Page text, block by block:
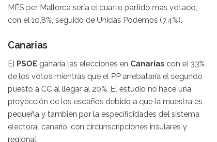
MÉS per Mallorca sería el cuarto partido más votado,
con el 10,8%, seguido de Unidas Podemos (7,4%).
Canarias
El PSOE ganaría las elecciones en Canarias con el 33%
de los votos mientras que el PP arrebataría el segundo
puesto a CC al llegar al 20%. El estudio no hace una
proyección de los escaños debido a que la muestra es
pequeña y también por la especificidades del sistema
electoral canario, con circunscripciones insulares y
regional.